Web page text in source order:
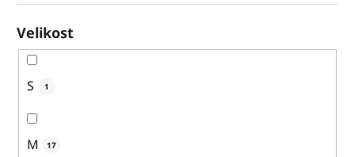
Velikost
S 1
M 17